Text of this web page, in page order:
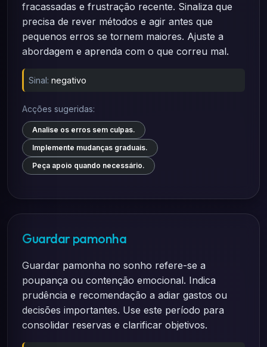
fracassadas e frustração recente. Sinaliza que
precisa de rever métodos e agir antes que
pequenos erros se tornem maiores. Ajuste a
abordagem e aprenda com o que correu mal.
Sinal: negativo
Acções sugeridas:
Analise os erros sem culpas.
Implemente mudanças graduais.
Peça apoio quando necessário.
Guardar pamonha
Guardar pamonha no sonho refere-se a
poupança ou contenção emocional. Indica
prudência e recomendação a adiar gastos ou
decisões importantes. Use este período para
consolidar reservas e clarificar objetivos.